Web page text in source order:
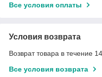
Все условия оплаты
Условия возврата
Возврат товара в течение
Все условия возврата